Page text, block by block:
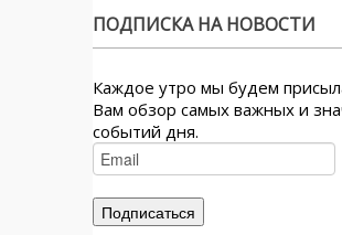
ПОДПИСКА НА НОВОСТИ
Каждое утро мы будем
Вам обзор самых важных и
событий дня.